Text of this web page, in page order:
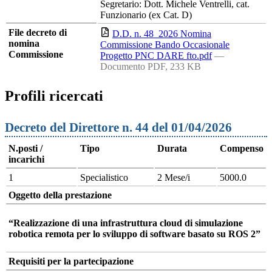
Segretario: Dott. Michele Ventrelli, cat.
Funzionario (ex Cat. D)
File decreto di
nomina
Commissione
D.D. n. 48_2026 Nomina
Commissione Bando Occasionale
Progetto PNC DARE fto.pdf —
Documento PDF, 233 KB
Profili ricercati
Decreto del Direttore n. 44 del 01/04/2026
N.posti /
incarichi
Tipo Durata Compenso
1 Specialistico 2 Mese/i
5000.0
Oggetto della prestazione
“Realizzazione di una infrastruttura cloud di simulazione
robotica remota per lo sviluppo di software basato su ROS 2”
Requisiti per la partecipazione